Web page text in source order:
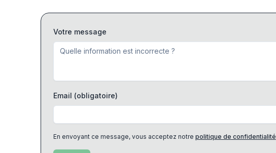
Votre message
Email (obligatoire)
En envoyant ce message, vous acceptez notre politique de confidentialité